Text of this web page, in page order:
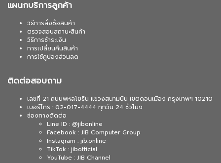
แผนกบริการลูกค้า
วิธีการสั่งซื้อสินค้า
ตรวจสอบสถานะสินค้า
วิธีการชำระเงิน
การเปลี่ยนคืนสินค้า
การใช้คูปองส่วนลด
ติดต่อสอบถาม
เลขที่ 21 ถนนพหลโยธิน แขวงสนามบิน เขตดอนเมือง กรุงเทพฯ 10210
เบอร์โทร : 02-017-4444 ทุกวัน 24 ชั่วโมง
ช่องทางติดต่อ
Line ID : @jibonline
Facebook : JIB Computer Group
Instagram : jib.online
TikTok : jibofficial
YouTube : JIB Channel